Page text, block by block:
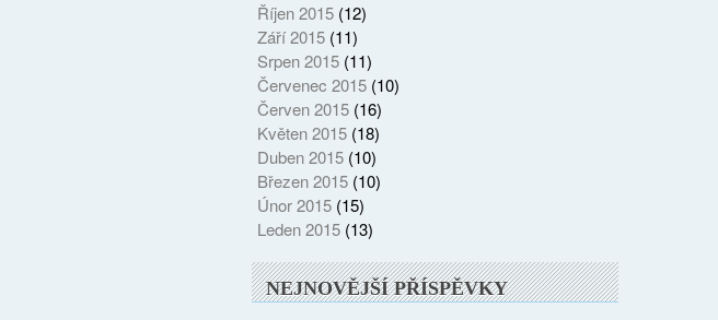
Říjen 2015(12)
Září 2015(11)
Srpen 2015(11)
Červenec 2015(10)
Červen 2015(16)
Květen 2015(18)
Duben 2015(10)
Březen 2015(10)
Únor 2015(15)
Leden 2015(13)
NEJNOVĚJŠÍ PŘÍSPĚVKY